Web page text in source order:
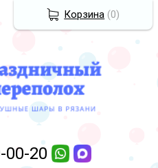
00-20
Корзина (0)